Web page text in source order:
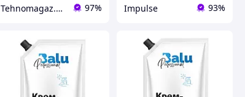
Tehnomagaz.com.ua - це передовий інтернет-магазин, спеціалізуючийся на продажу техніки 97% Impulse 93%